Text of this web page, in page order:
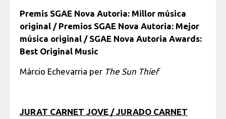
Premis SGAE Nova Autoria: Millor música
original / Premios SGAE Nova Autoria: Mejor
música original / SGAE Nova Autoria Awards:
Best Original Music
Márcio Echevarria per The Sun Thief
JURAT CARNET JOVE / JURADO CARNET